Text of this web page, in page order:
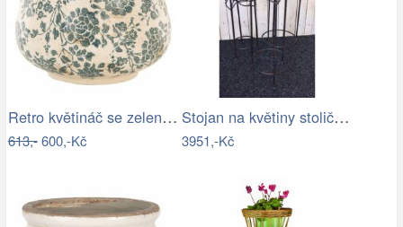
Retro květináč se zelenými květy Tien…
613,-600,-Kč
Stojan na květiny stolička - IS
3951,-Kč